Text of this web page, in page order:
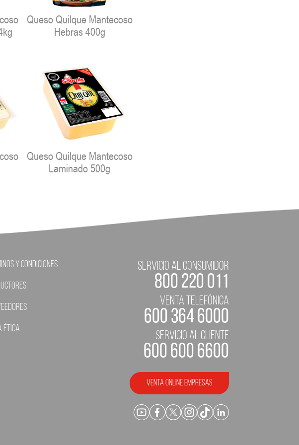
Queso Quilque Mantecoso
Hebras 400g
Queso Quilque Mantecoso
Laminado 500g
y condiciones
ética
servicio al consumidor
800 220 011
Venta telefónica
600 364 6000
servicio al cliente
600 600 6600
Venta Online empresas